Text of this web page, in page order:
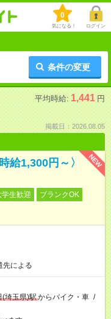
0
気になる！ ログイン
条件の変更
平均時給: 1,441 円
掲載日：2026.08.05
NEW
給1,300円～〉
学生歓迎
ブランクOK
による
(埼玉県)駅からバイク・車 /